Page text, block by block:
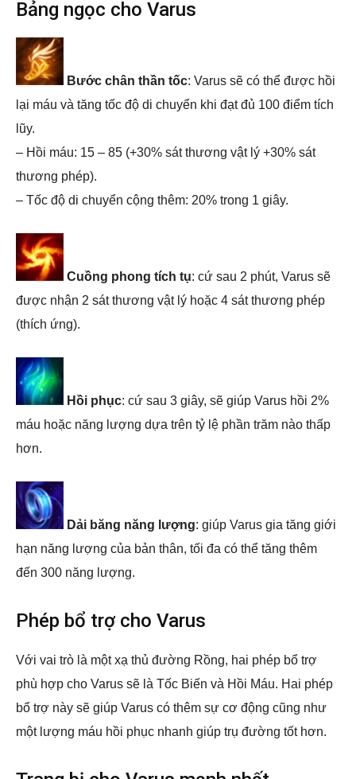
Bảng ngọc cho Varus
Bước chân thần tốc: Varus sẽ có thể được hồi
lại máu và tăng tốc độ di chuyển khi đạt đủ 100 điểm tích
lũy.
– Hồi máu: 15 – 85 (+30% sát thương vật lý +30% sát
thương phép).
– Tốc độ di chuyển cộng thêm: 20% trong 1 giây.
Cuồng phong tích tụ: cứ sau 2 phút, Varus sẽ
được nhận 2 sát thương vật lý hoặc 4 sát thương phép
(thích ứng).
Hồi phục: cứ sau 3 giây, sẽ giúp Varus hồi 2%
máu hoặc năng lượng dựa trên tỷ lệ phần trăm nào thấp
hơn.
Dải băng năng lượng: giúp Varus gia tăng giới
hạn năng lượng của bản thân, tối đa có thể tăng thêm
đến 300 năng lượng.
Phép bổ trợ cho Varus
Với vai trò là một xạ thủ đường Rồng, hai phép bổ trợ
phù hợp cho Varus sẽ là Tốc Biến và Hồi Máu. Hai phép
bổ trợ này sẽ giúp Varus có thêm sự cơ động cũng như
một lượng máu hồi phục nhanh giúp trụ đường tốt hơn.